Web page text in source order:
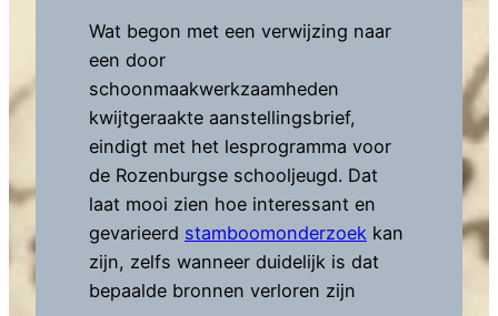
Wat begon met een verwijzing naar
een door
schoonmaakwerkzaamheden
kwijtgeraakte aanstellingsbrief,
eindigt met het lesprogramma voor
de Rozenburgse schooljeugd. Dat
laat mooi zien hoe interessant en
gevarieerd stamboomonderzoek kan
zijn, zelfs wanneer duidelijk is dat
bepaalde bronnen verloren zijn